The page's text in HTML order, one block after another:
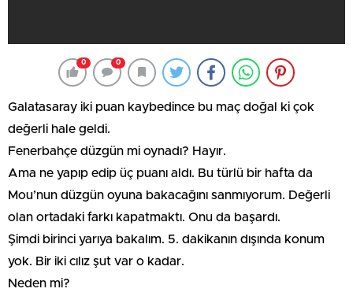
0 0
Galatasaray iki puan kaybedince bu maç doğal ki çok
değerli hale geldi.
Fenerbahçe düzgün mi oynadı? Hayır.
Ama ne yapıp edip üç puanı aldı. Bu türlü bir hafta da
Mou’nun düzgün oyuna bakacağını sanmıyorum. Değerli
olan ortadaki farkı kapatmaktı. Onu da başardı.
Şimdi birinci yarıya bakalım. 5. dakikanın dışında konum
yok. Bir iki cılız şut var o kadar.
Neden mi?